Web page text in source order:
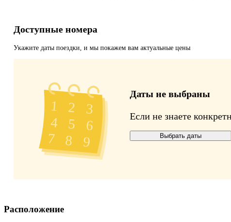
Доступные номера
Укажите даты поездки, и мы покажем вам актуальные цены
Даты не выбраны
Если не знаете
Выбрать даты
Расположение